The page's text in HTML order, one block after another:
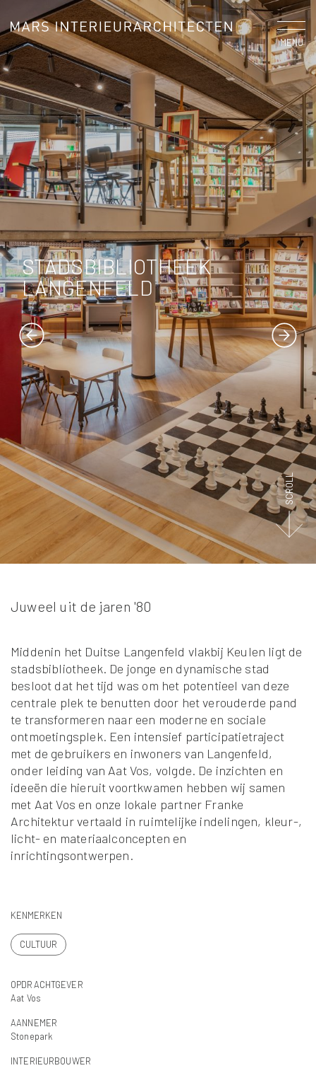
MENU
STADSBIBLIOTHEEK
LANGENFELD
SCROLL
Juweel uit de jaren '80
Middenin het Duitse Langenfeld vlakbij Keulen ligt de
stadsbibliotheek. De jonge en dynamische stad
besloot dat het tijd was om het potentieel van deze
centrale plek te benutten door het verouderde pand
te transformeren naar een moderne en sociale
ontmoetingsplek. Een intensief participatietraject
met de gebruikers en inwoners van Langenfeld,
onder leiding van Aat Vos, volgde. De inzichten en
ideeën die hieruit voortkwamen hebben wij samen
met Aat Vos en onze lokale partner Franke
Architektur vertaald in ruimtelijke indelingen, kleur-,
licht- en materiaalconcepten en
inrichtingsontwerpen.
KENMERKEN
CULTUUR
OPDRACHTGEVER
Aat Vos
AANNEMER
Stonepark
INTERIEURBOUWER